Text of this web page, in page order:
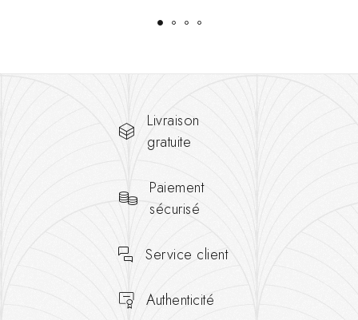
Livraison
gratuite
Paiement
sécurisé
Service client
Authenticité